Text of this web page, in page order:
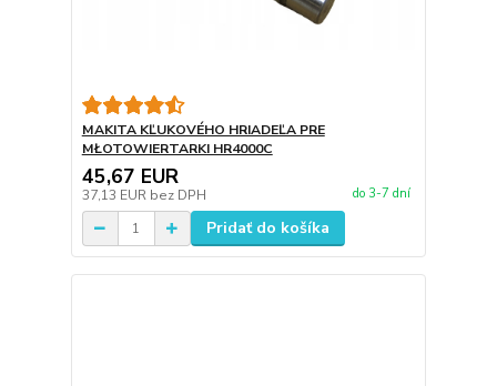
MAKITA KĽUKOVÉHO HRIADEĽA PRE
MŁOTOWIERTARKI HR4000C
45,67 EUR
37,13 EUR bez DPH do 3-7 dní
Pridať do košíka